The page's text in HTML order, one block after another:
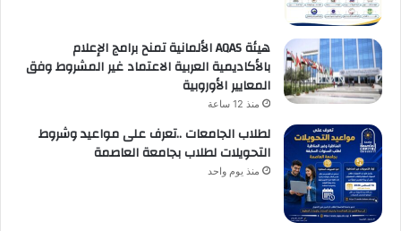
هيئة AQAS الألمانية تمنح برامج الإعلام
بالأكاديمية العربية الاعتماد غير المشروط وفق
المعايير الأوروبية
منذ 12 ساعة
لطلاب الجامعات ..تعرف على مواعيد وشروط
التحويلات لطلاب بجامعة العاصمة
منذ يوم واحد